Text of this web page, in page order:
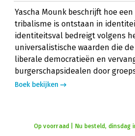
Yascha Mounk beschrijft hoe
tribalisme is ontstaan in
identiteitsval bedreigt volgens
universalistische waarden die
liberale democratieën en
burgerschapsidealen door
Boek bekijken
Op voorraad | Nu besteld, dinsdag